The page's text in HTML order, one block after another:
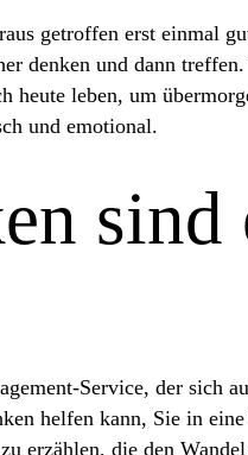
getroffen erst einmal
denken und dann
leben, um
und emotional.
sind
Service, der sich
helfen kann, Sie in
erzählen, die den